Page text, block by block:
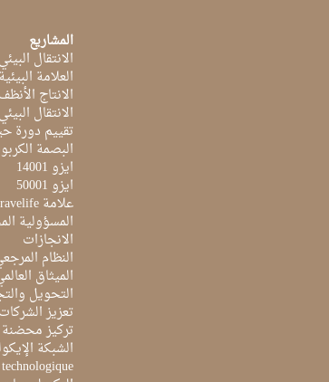
المشاريع
الانتقال البيئي
العلامة
الانتاج الأنظف
الانتقال البيئي
تقييم دورة
البصمة
ايزو 14001
ايزو 50001
علامة Travelife
المسؤولية
الانجازات
النظام
الميثاق
التحويل
تعزيز
تركيز
الشبكة